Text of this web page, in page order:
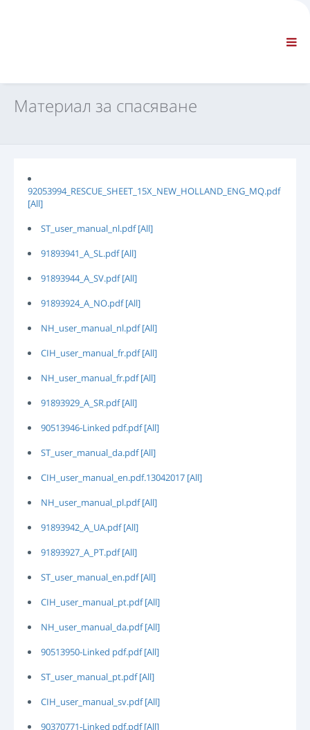
СТАНДАРТНА НАВИГАЦИЯ
СРОКОВЕ И УСЛОВИЯ
Графици за времето за ремонт/ оборудване
Инструменти за диагностика
Препрограмиране на ECU
Материал за спасяване
Материал за спасяване
92053994_RESCUE_SHEET_15X_NEW_HOLLAND_ENG_MQ.pdf
[All]
ST_user_manual_nl.pdf [All]
91893941_A_SL.pdf [All]
91893944_A_SV.pdf [All]
91893924_A_NO.pdf [All]
NH_user_manual_nl.pdf [All]
CIH_user_manual_fr.pdf [All]
NH_user_manual_fr.pdf [All]
91893929_A_SR.pdf [All]
90513946-Linked pdf.pdf [All]
ST_user_manual_da.pdf [All]
CIH_user_manual_en.pdf.13042017 [All]
NH_user_manual_pl.pdf [All]
91893942_A_UA.pdf [All]
91893927_A_PT.pdf [All]
ST_user_manual_en.pdf [All]
CIH_user_manual_pt.pdf [All]
NH_user_manual_da.pdf [All]
90513950-Linked pdf.pdf [All]
ST_user_manual_pt.pdf [All]
CIH_user_manual_sv.pdf [All]
90370771-Linked pdf.pdf [All]